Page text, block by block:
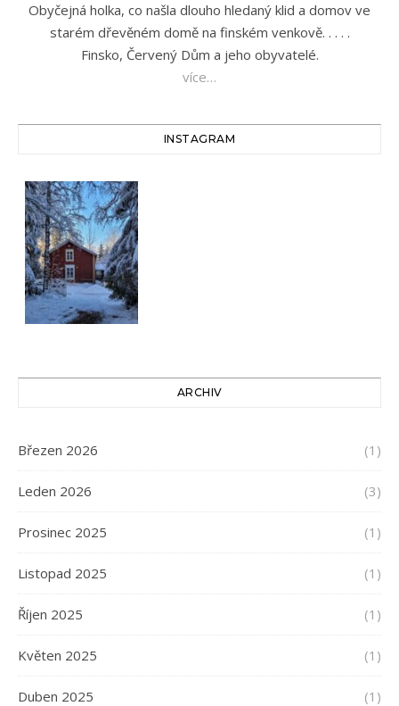
Obyčejná holka, co našla dlouho hledaný klid a domov ve
starém dřevěném domě na finském venkově. . . . .
Finsko, Červený Dům a jeho obyvatelé.
více…
INSTAGRAM
ARCHIV
Březen 2026 (1)
Leden 2026 (3)
Prosinec 2025 (1)
Listopad 2025 (1)
Říjen 2025 (1)
Květen 2025 (1)
Duben 2025 (1)